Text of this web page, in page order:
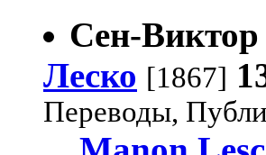
Сен-
Леско [1867]
Переводы,